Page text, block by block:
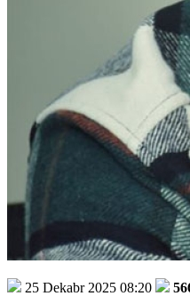
25 Dekabr 2025 08:20